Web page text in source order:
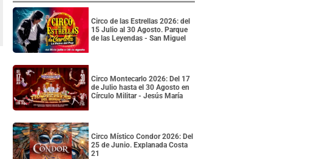
Circo de las Estrellas 2026: del
15 Julio al 30 Agosto. Parque
de las Leyendas - San Miguel
Circo Montecarlo 2026: Del 17
de Julio hasta el 30 Agosto en
Círculo Militar - Jesús María
Circo Místico Condor 2026: Del
25 de Junio. Explanada Costa
21